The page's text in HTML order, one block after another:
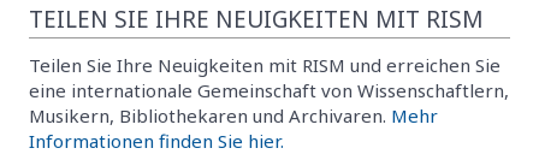
TEILEN SIE IHRE NEUIGKEITEN MIT RISM
Teilen Sie Ihre Neuigkeiten mit RISM und erreichen Sie
eine internationale Gemeinschaft von Wissenschaftlern,
Musikern, Bibliothekaren und Archivaren. Mehr
Informationen finden Sie hier.